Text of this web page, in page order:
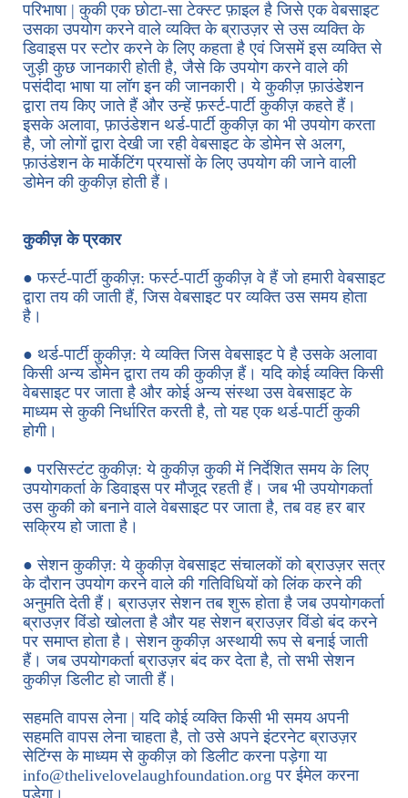
परिभाषा | कुकी एक छोटा-सा टेक्स्ट फ़ाइल है जिसे एक वेबसाइट
उसका उपयोग करने वाले व्यक्ति के ब्राउज़र से उस व्यक्ति के
डिवाइस पर स्टोर करने के लिए कहता है एवं जिसमें इस व्यक्ति से
जुड़ी कुछ जानकारी होती है, जैसे कि उपयोग करने वाले की
पसंदीदा भाषा या लॉग इन की जानकारी। ये कुकीज़ फ़ाउंडेशन
द्वारा तय किए जाते हैं और उन्हें फ़र्स्ट-पार्टी कुकीज़ कहते हैं।
इसके अलावा, फ़ाउंडेशन थर्ड-पार्टी कुकीज़ का भी उपयोग करता
है, जो लोगों द्वारा देखी जा रही वेबसाइट के डोमेन से अलग,
फ़ाउंडेशन के मार्केटिंग प्रयासों के लिए उपयोग की जाने वाली
डोमेन की कुकीज़ होती हैं।
कुकीज़ के प्रकार
● फर्स्ट-पार्टी कुकीज़: फर्स्ट-पार्टी कुकीज़ वे हैं जो हमारी वेबसाइट
द्वारा तय की जाती हैं, जिस वेबसाइट पर व्यक्ति उस समय होता
है।
● थर्ड-पार्टी कुकीज़: ये व्यक्ति जिस वेबसाइट पे है उसके अलावा
किसी अन्य डोमेन द्वारा तय की कुकीज़ हैं। यदि कोई व्यक्ति किसी
वेबसाइट पर जाता है और कोई अन्य संस्था उस वेबसाइट के
माध्यम से कुकी निर्धारित करती है, तो यह एक थर्ड-पार्टी कुकी
होगी।
● परसिस्टंट कुकीज़: ये कुकीज़ कुकी में निर्देशित समय के लिए
उपयोगकर्ता के डिवाइस पर मौजूद रहती हैं। जब भी उपयोगकर्ता
उस कुकी को बनाने वाले वेबसाइट पर जाता है, तब वह हर बार
सक्रिय हो जाता है।
● सेशन कुकीज़: ये कुकीज़ वेबसाइट संचालकों को ब्राउज़र सत्र
के दौरान उपयोग करने वाले की गतिविधियों को लिंक करने की
अनुमति देती हैं। ब्राउज़र सेशन तब शुरू होता है जब उपयोगकर्ता
ब्राउज़र विंडो खोलता है और यह सेशन ब्राउज़र विंडो बंद करने
पर समाप्त होता है। सेशन कुकीज़ अस्थायी रूप से बनाई जाती
हैं। जब उपयोगकर्ता ब्राउज़र बंद कर देता है, तो सभी सेशन
कुकीज़ डिलीट हो जाती हैं।
सहमति वापस लेना | यदि कोई व्यक्ति किसी भी समय अपनी
सहमति वापस लेना चाहता है, तो उसे अपने इंटरनेट ब्राउज़र
सेटिंग्स के माध्यम से कुकीज़ को डिलीट करना पड़ेगा या
info@thelivelovelaughfoundation.org पर ईमेल करना